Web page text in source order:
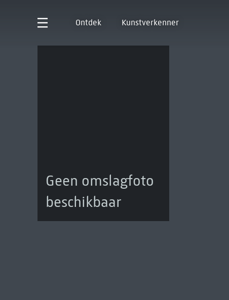
Ontdek Kunstverkenner
Geen omslagfoto
beschikbaar